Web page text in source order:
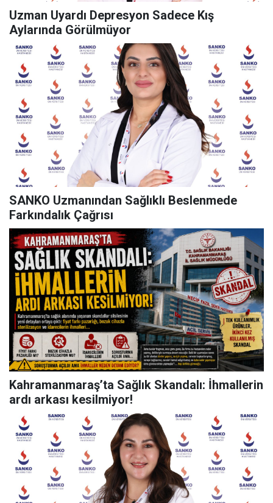
Uzman Uyardı Depresyon Sadece Kış
Aylarında Görülmüyor
SANKO Uzmanından Sağlıklı Beslenmede
Farkındalık Çağrısı
Kahramanmaraş’ta Sağlık Skandalı: İhmallerin
ardı arkası kesilmiyor!